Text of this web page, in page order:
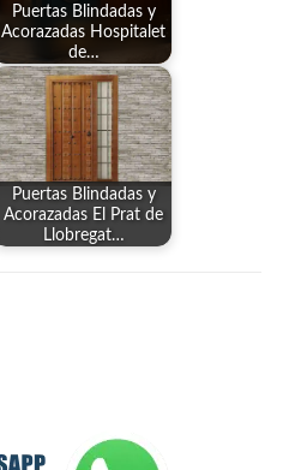
Puertas Blindadas y
Acorazadas Hospitalet
de…
Puertas Blindadas y
Acorazadas El Prat de
Llobregat…